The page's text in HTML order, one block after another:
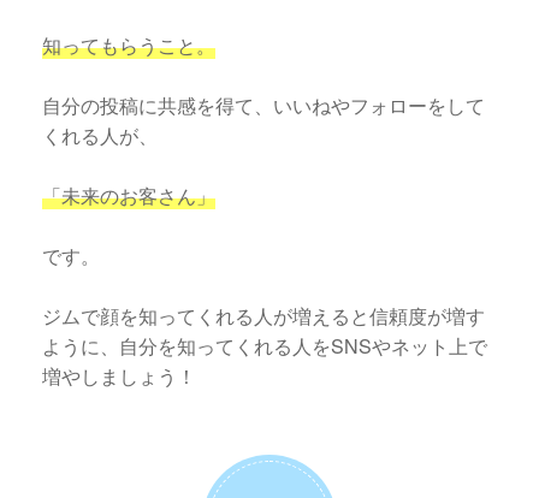
知ってもらうこと。
自分の投稿に共感を得て、いいねやフォローをして
くれる人が、
「未来のお客さん」
です。
ジムで顔を知ってくれる人が増えると信頼度が増す
ように、自分を知ってくれる人をSNSやネット上で
増やしましょう！